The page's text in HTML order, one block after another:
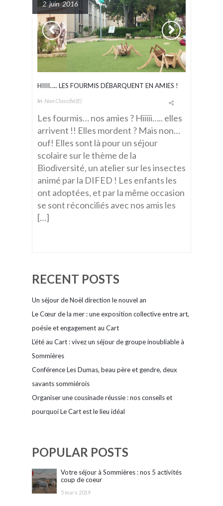
2 juin 2016
HIIII….. LES FOURMIS DÉBARQUENT EN AMIES !
In Non Classifié(e)
Les fourmis… nos amies ? Hiiiii….. elles
arrivent !! Elles mordent ? Mais non…
ouf! Elles sont là pour un séjour
scolaire sur le thème de la
Biodiversité, un atelier sur les insectes
animé par la DIFED ! Les enfants les
ont adoptées, et par la même occasion
se sont réconciliés avec nos amis les
[…]
RECENT POSTS
Un séjour de Noël direction le nouvel an
Le Cœur de la mer : une exposition collective entre art,
poésie et engagement au Cart
L’été au Cart : vivez un séjour de groupe inoubliable à
Sommières
Conférence Les Dumas, beau père et gendre, deux
savants sommiérois
Organiser une cousinade réussie : nos conseils et
pourquoi Le Cart est le lieu idéal
POPULAR POSTS
Votre séjour à Sommières : nos 5 activités
coup de coeur
5 mars 2019